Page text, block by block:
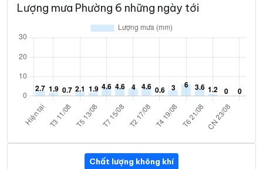
Lượng mưa Phường 6 những ngày tới
Chất lượng không khí